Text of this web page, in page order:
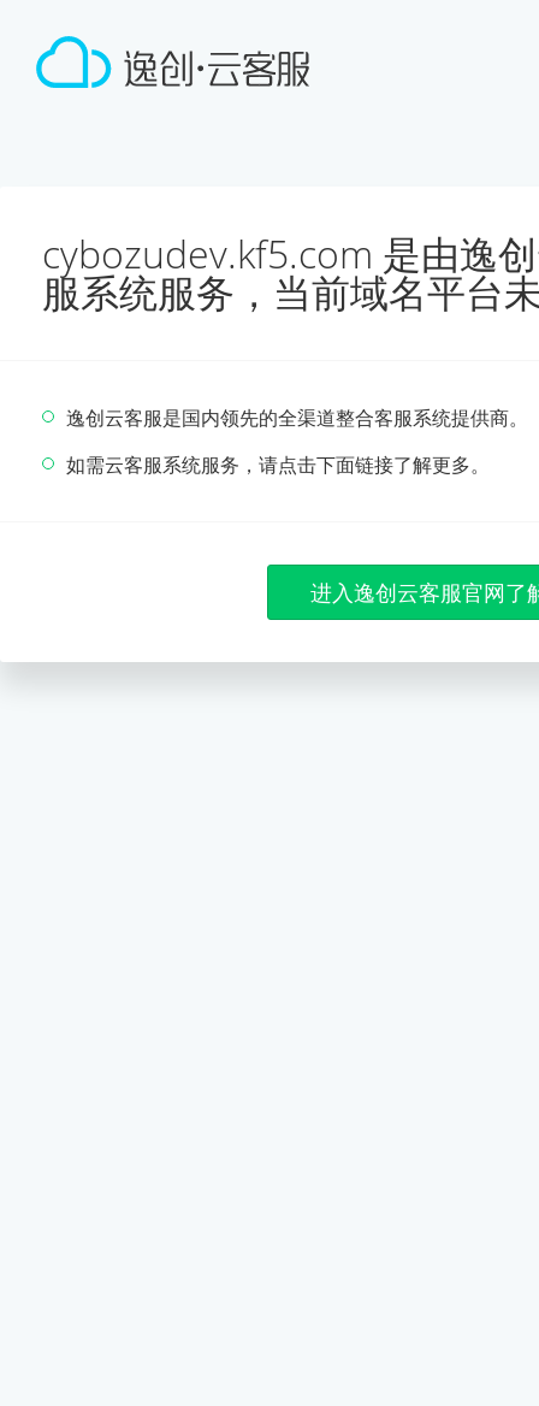
cybozudev.kf5.com 是由逸
服系统服务，当前域名平台
逸创云客服是国内领先的全渠道整合客服系统提供商。
如需云客服系统服务，请点击下面链接了解更多。
进入逸创云客服官网了